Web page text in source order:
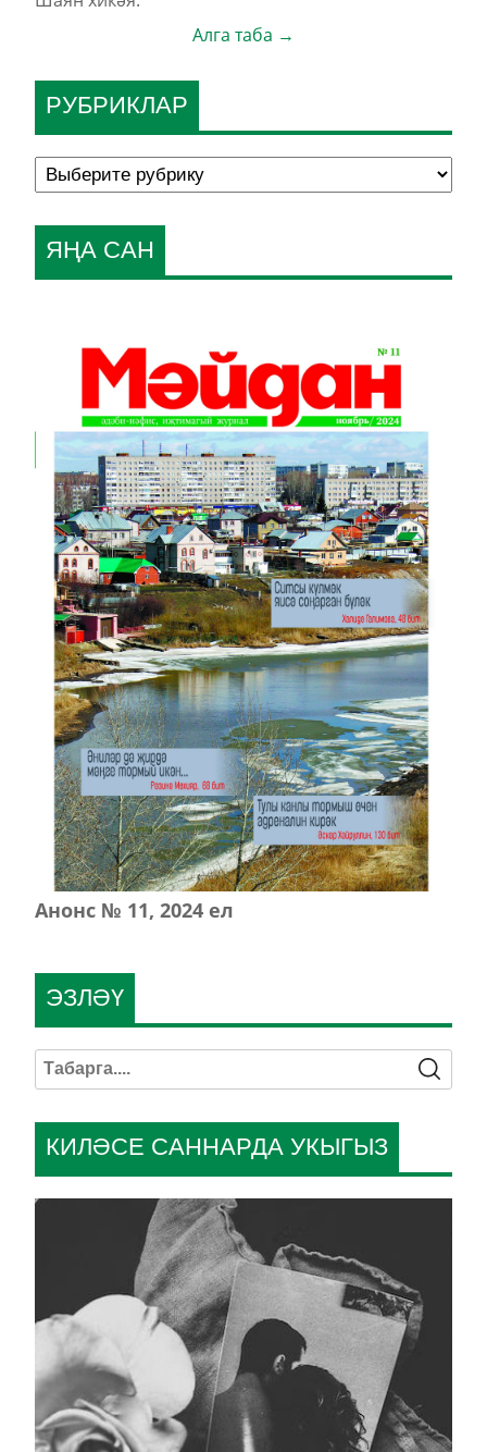
Алга таба →
РУБРИКЛАР
ЯҢА САН
Анонс № 11, 2024 ел
КИЛӘСЕ САННАРДА УКЫГЫЗ
ЭЗЛӘҮ